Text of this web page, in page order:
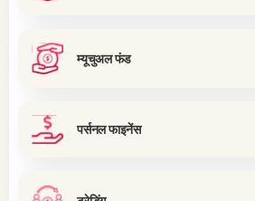
म्यूचुअल फंड
पर्सनल फाइनेंस